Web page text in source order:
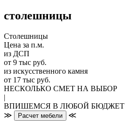
столешницы
Столешницы
Цена за п.м.
из ДСП
от 9 тыс руб.
из искусственного камня
от 17 тыс руб.
НЕСКОЛЬКО СМЕТ НА ВЫБОР
|
ВПИШЕМСЯ В ЛЮБОЙ БЮДЖЕТ
≫
Расчет мебели ≪